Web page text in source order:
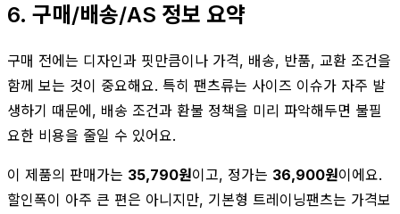
6. 구매/배송/AS 정보 요약
구매 전에는 디자인과 핏만큼이나 가격, 배송, 반품, 교환 조건을
함께 보는 것이 중요해요. 특히 팬츠류는 사이즈 이슈가 자주 발
생하기 때문에, 배송 조건과 환불 정책을 미리 파악해두면 불필
요한 비용을 줄일 수 있어요.
이 제품의 판매가는 35,790원이고, 정가는 36,900원이에요.
할인폭이 아주 큰 편은 아니지만, 기본형 트레이닝팬츠는 가격보